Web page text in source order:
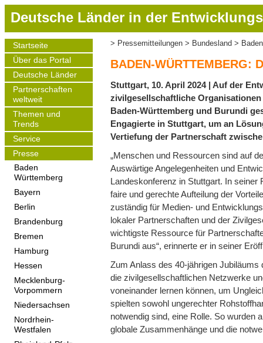
r
Deutsche Länder in der
Main
navigation
Startseite
Über das Portal
Deutsche Länder
Partnerschaften
weltweit
Themen und
Trends
Service
Presse
Baden
Württemberg
Bayern
Berlin
Brandenburg
Bremen
Hamburg
Hessen
Mecklenburg-
Vorpommern
Niedersachsen
Nordrhein-
Westfalen
Pfadnavigation
Pressemitteilungen Bundesland
BADEN-WÜRTTEMBERG:
Stuttgart, 10. April 2024 | Auf der
zivilgesellschaftliche
Baden-Württemberg und Burundi
Engagierte in Stuttgart, um an
Vertiefung der Partnerschaft
„Menschen und Ressourcen sind auf
Auswärtige Angelegenheiten und
Landeskonferenz in Stuttgart. In seiner
faire und gerechte Aufteilung der
zuständig für Medien- und
lokaler Partnerschaften und der
wichtigste Ressource für
Burundi aus“, erinnerte er in seiner
Zum Anlass des 40-jährigen
die zivilgesellschaftlichen Netzwerke
voneinander lernen können, um
spielten sowohl ungerechter
notwendig sind, eine Rolle. So wurden
globale Zusammenhänge und die